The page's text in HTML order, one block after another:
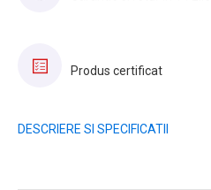
Produs certificat
DESCRIERE SI SPECIFICATII